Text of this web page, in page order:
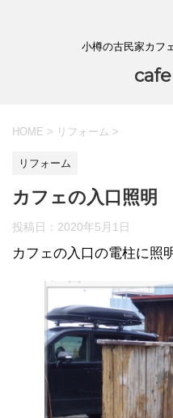
小樽の古民家カフ
HOME > リフォーム >
リフォーム
カフェの入口照明
投稿日： 2020年5月1日
カフェの入口の電柱に照